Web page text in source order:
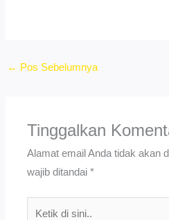
← Pos Sebelumnya
Tinggalkan
Alamat email Anda tidak akan
wajib ditandai*